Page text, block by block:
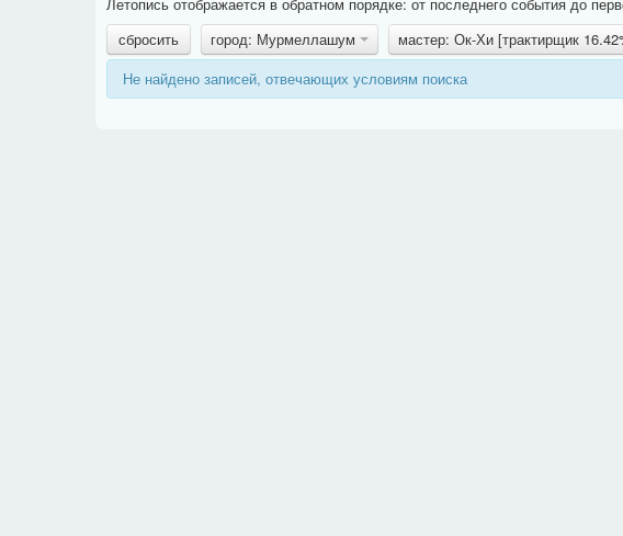
сбросить
город: Мурмеллашум
мастер: Ок-Хи [трактирщик
Не найдено записей, отвечающих условиям поиска